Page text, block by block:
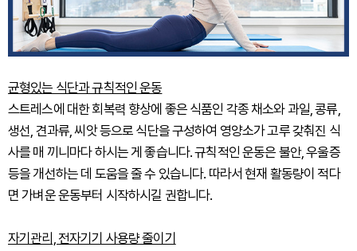
균형있는 식단과 규칙적인 운동
스트레스에 대한 회복력 향상에 좋은 식품인 각종 채소와 과일, 콩류,
생선, 견과류, 씨앗 등으로 식단을 구성하여 영양소가 고루 갖춰진 식
사를 매 끼니마다 하시는 게 좋습니다. 규칙적인 운동은 불안, 우울증
등을 개선하는 데 도움을 줄 수 있습니다. 따라서 현재 활동량이 적다
면 가벼운 운동부터 시작하시길 권합니다.
자기관리, 전자기기 사용량 줄이기